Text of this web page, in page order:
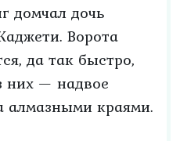
домчал дочь
Ворота
да так быстро,
них — надвое
алмазными краями.